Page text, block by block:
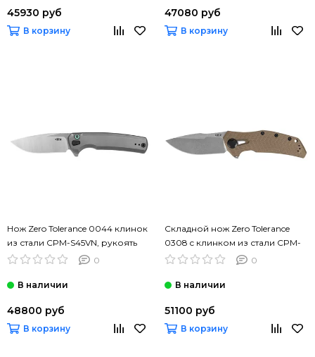
45930 руб
В корзину
47080 руб
В корзину
Нож Zero Tolerance 0044 клинок
из стали CPM-S45VN, рукоять
Титан
0
48800 руб
В корзину
Складной нож Zero Tolerance
0308 c клинком из стали CPM-
20CV, рукоять титан / G10
0
51100 руб
В корзину